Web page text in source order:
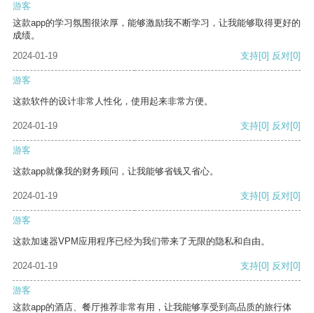
游客
这款app的学习氛围很浓厚，能够激励我不断学习，让我能够取得更好的
成绩。
2024-01-19
支持[0] 反对[0]
游客
这款软件的设计非常人性化，使用起来非常方便。
2024-01-19 支持[0] 反对[0]
游客
这款app就像我的财务顾问，让我能够省钱又省心。
2024-01-19 支持[0] 反对[0]
游客
这款加速器VPM应用程序已经为我们带来了无限的隐私和自由。
2024-01-19 支持[0] 反对[0]
游客
这款app的酒店、餐厅推荐非常有用，让我能够享受到高品质的旅行体